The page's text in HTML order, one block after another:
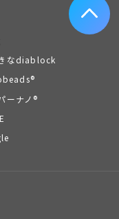
なdiablock
ーナノ®